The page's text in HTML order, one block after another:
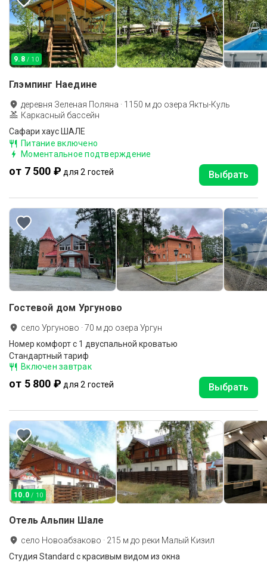
9.8 / 10
Глэмпинг Наедине
деревня Зеленая Поляна · 1150 м до озера Якты-Куль
Каркасный бассейн
Сафари хаус ШАЛЕ
Питание включено
Моментальное подтверждение
от 7 500 ₽ для 2 гостей Выбрать
Гостевой дом Ургуново
село Ургуново ·70 м до озера Ургун
Номер комфорт с 1 двуспальной кроватью
Стандартный тариф
Включен завтрак
от 5 800 ₽ для 2 гостей Выбрать
10.0 / 10
Отель Альпин Шале
село Новоабзаково · 215 м до реки Малый Кизил
Студия Standard с красивым видом из окна